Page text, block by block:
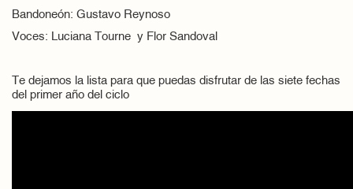
Bandoneón: Gustavo Reynoso
Voces: Luciana Tourne y Flor Sandoval
Te dejamos la lista para que puedas disfrutar de las siete fechas
del primer año del ciclo